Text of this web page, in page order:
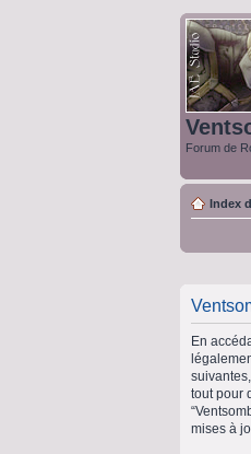
Forum de
Index
En
tout pour
mises à